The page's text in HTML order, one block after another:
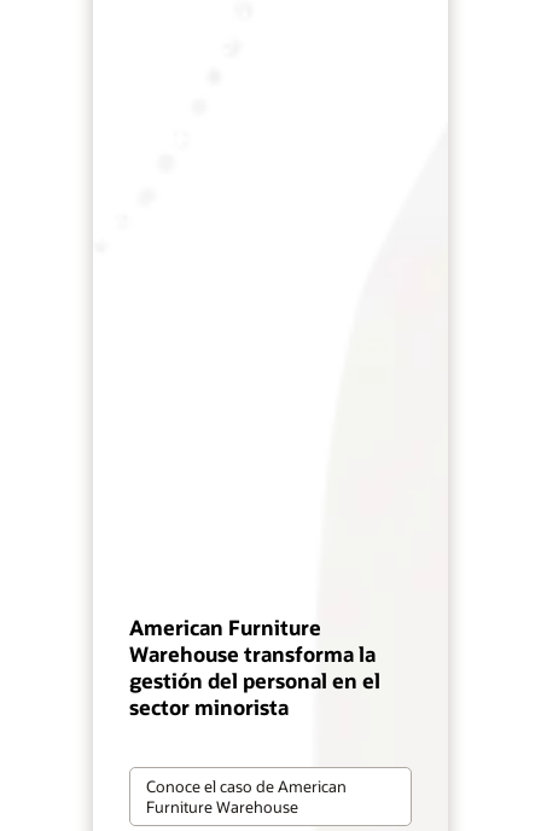
American Furniture
Warehouse transforma la
gestión del personal en el
sector minorista
Conoce el caso de American
Furniture Warehouse